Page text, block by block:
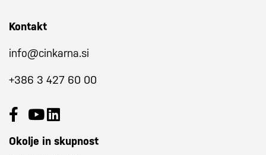
Kontakt
info@cinkarna.si
+386 3 427 60 00
Okolje in skupnost